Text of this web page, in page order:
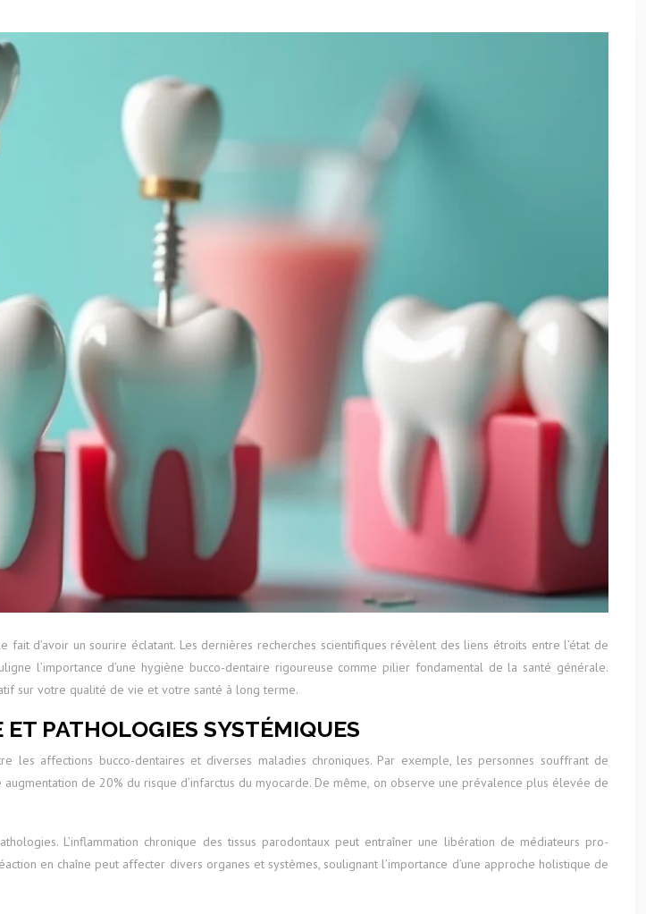
d’avoir un sourire éclatant. Les dernières recherches scientifiques révèlent des liens étroits entre l’état de
l’importance d’une hygiène bucco-dentaire rigoureuse comme pilier fondamental de la santé générale.
sur votre qualité de vie et votre santé à long terme.
PATHOLOGIES SYSTÉMIQUES
les affections bucco-dentaires et diverses maladies chroniques. Par exemple, les personnes souffrant de
de 20% du risque d’infarctus du myocarde. De même, on observe une prévalence plus élevée de
L’inflammation chronique des tissus parodontaux peut entraîner une libération de médiateurs pro-
en chaîne peut affecter divers organes et systèmes, soulignant l’importance d’une approche holistique de